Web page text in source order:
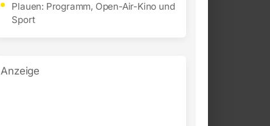
Plauen: Programm, Open-Air-Kino und
Sport
Anzeige